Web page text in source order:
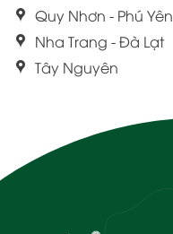
Quy Nhơn - Phú Yên
Nha Trang - Đà Lạt
Tây Nguyên